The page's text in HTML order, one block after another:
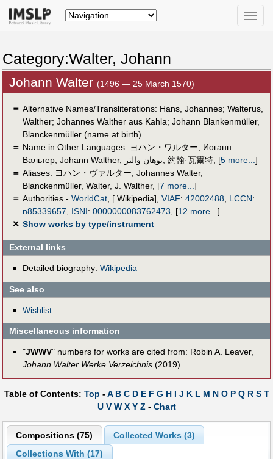
Toggle
Category:Walter, Johann
Johann Walter (1496 — 25 March 1570)
＝ Alternative Names/Transliterations: Hans, Johannes; Walterus,
Walther; Johannes Walther aus Kahla; Johann Blankenmüller,
Blanckenmüller (name at birth)
＝ Name in Other Languages: ヨハン・ワルター, Иоганн
Вальтер, Johann Walther, یوهان والتر, 約翰·瓦爾特, [5 more...]
＝ Aliases: ヨハン・ヴァルター, Johannes Walter,
Blanckenmüller, Walter, J. Walther, [7 more...]
＝ Authorities - WorldCat, [ Wikipedia], VIAF: 42002488, LCCN:
n85339657, ISNI: 0000000083762473, [12 more...]
✕ Show works by type/instrument
External links
Detailed biography: Wikipedia
See also
Wishlist
Miscellaneous information
"JWWV" numbers for works are cited from: Robin A. Leaver,
Johann Walter Werke Verzeichnis(2019).
Table of Contents: Top -A B C D E F G H I J K L M N O P Q R S T
U V W X Y Z- Chart
Compositions (75)
Collected Works (3)
Collections With (17)